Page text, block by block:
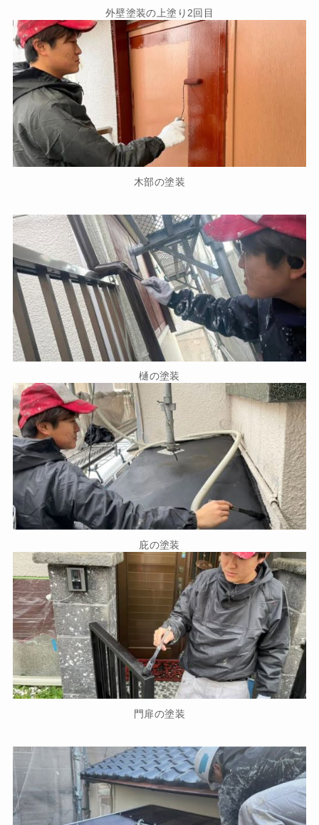
外壁塗装の上塗り2回目
木部の塗装
樋の塗装
庇の塗装
門扉の塗装